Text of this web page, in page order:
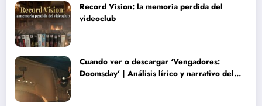
Record Vision: la memoria perdida del
videoclub
Cuando ver o descargar ‘Vengadores:
Doomsday’ | Análisis lírico y narrativo del